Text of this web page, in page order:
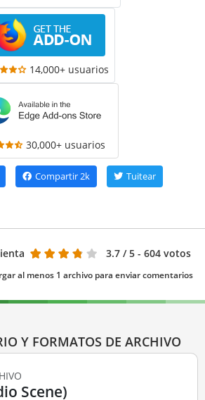
14,000+ usuarios
30,000+ usuarios
Compartir2k Tuitear
3.7 / 5 - 604 votos
al menos 1 archivo para enviar comentarios
Y FORMATOS DE ARCHIVO
Scene)